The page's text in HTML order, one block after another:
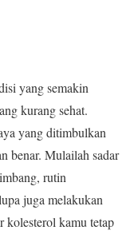
yang semakin
kurang sehat.
yang ditimbulkan
benar. Mulailah sadar
rutin
juga melakukan
kolesterol kamu tetap